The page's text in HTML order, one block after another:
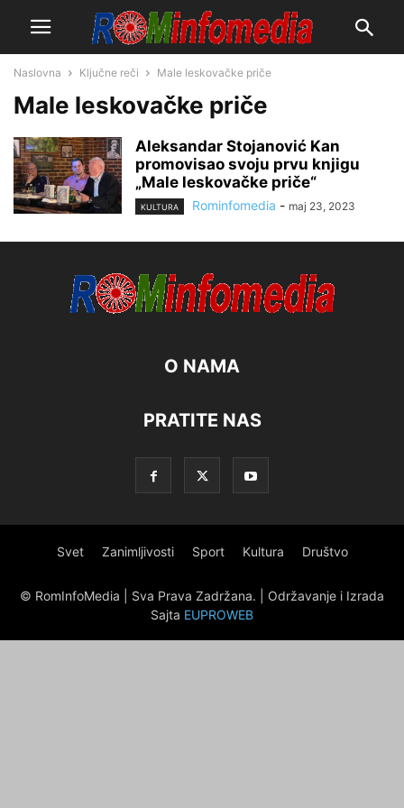
Naslovna Ključne reči Male leskovačke priče
Male leskovačke priče
Aleksandar Stojanović Kan
promovisao svoju prvu knjigu
„Male leskovačke priče“
KULTURA Rominfomedia - maj 23, 2023
O NAMA
PRATITE NAS
Svet Zanimljivosti Sport Kultura Društvo
© RomInfoMedia | Sva Prava Zadržana. | Održavanje i Izrada
Sajta EUPROWEB